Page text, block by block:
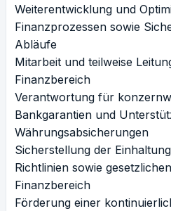
Weiterentwicklung und
Finanzprozessen sowie
Abläufe
Mitarbeit und teilweise
Finanzbereich
Verantwortung für
Bankgarantien und
Währungsabsicherungen
Sicherstellung der
Richtlinien sowie
Finanzbereich
Förderung einer